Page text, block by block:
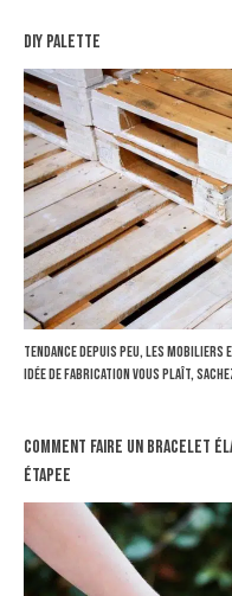
diy palette
Tendance depuis peu, les
idée de fabrication vous plaît,
Comment Faire un Bracelet
Étapee